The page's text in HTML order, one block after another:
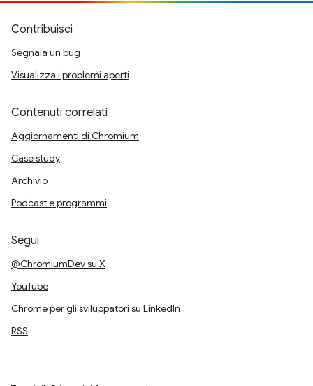
Contribuisci
Segnala un bug
Visualizza i problemi aperti
Contenuti correlati
Aggiornamenti di Chromium
Case study
Archivio
Podcast e programmi
Segui
@ChromiumDev su X
YouTube
Chrome per gli sviluppatori su LinkedIn
RSS